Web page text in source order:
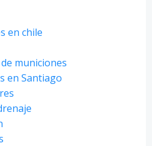
en chile
municiones
en Santiago